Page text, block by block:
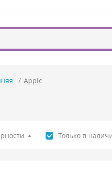
Apple
Только в